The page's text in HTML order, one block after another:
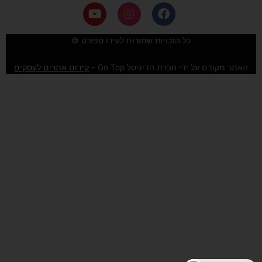
F
a
c
e
o
o
I
n
s
t
g
r
Y
o
u
t
b
e
כל הזכויות שמורות לעידו ספורט ©
האתר מקודם על ידי חברת הדיגיטל Go Top – קידום אתרים לעסקים